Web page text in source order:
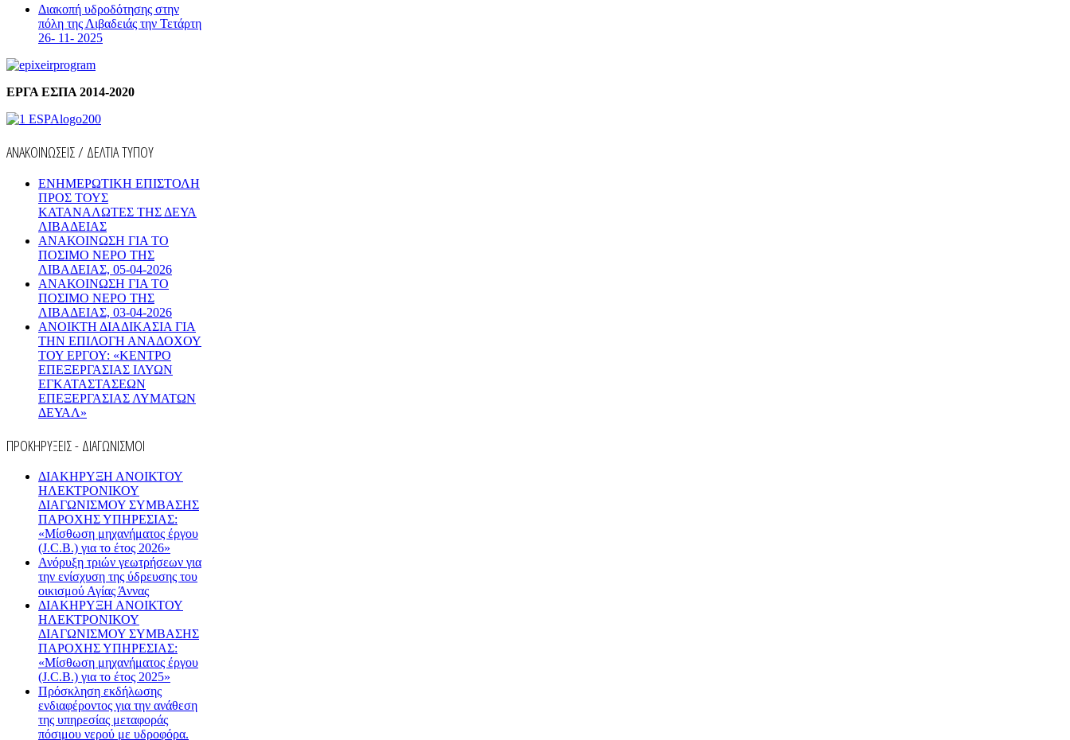
Διακοπή υδροδότησης στην
πόλη της Λιβαδειάς την Τετάρτη
26- 11- 2025
ΕΡΓΑ ΕΣΠΑ 2014-2020
ΑΝΑΚΟΙΝΩΣΕΙΣ / ΔΕΛΤΙΑ ΤΥΠΟΥ
ΕΝΗΜΕΡΩΤΙΚΗ ΕΠΙΣΤΟΛΗ
ΠΡΟΣ ΤΟΥΣ
ΚΑΤΑΝΑΛΩΤΕΣ ΤΗΣ ΔΕΥΑ
ΛΙΒΑΔΕΙΑΣ
ΑΝΑΚΟΙΝΩΣΗ ΓΙΑ ΤΟ
ΠΟΣΙΜΟ ΝΕΡΟ ΤΗΣ
ΛΙΒΑΔΕΙΑΣ, 05-04-2026
ΑΝΑΚΟΙΝΩΣΗ ΓΙΑ ΤΟ
ΠΟΣΙΜΟ ΝΕΡΟ ΤΗΣ
ΛΙΒΑΔΕΙΑΣ, 03-04-2026
AΝΟΙΚΤΗ ΔΙΑΔΙΚΑΣΙΑ ΓΙΑ
ΤΗΝ ΕΠΙΛΟΓΗ ΑΝΑΔΟΧΟΥ
ΤΟΥ ΕΡΓΟΥ: «ΚΕΝΤΡΟ
ΕΠΕΞΕΡΓΑΣΙΑΣ ΙΛΥΩΝ
ΕΓΚΑΤΑΣΤΑΣΕΩΝ
ΕΠΕΞΕΡΓΑΣΙΑΣ ΛΥΜΑΤΩΝ
ΔΕΥΑΛ»
ΠΡΟΚΗΡΥΞΕΙΣ - ΔΙΑΓΩΝΙΣΜΟΙ
ΔΙΑΚΗΡΥΞΗ ΑΝΟΙΚΤΟΥ
ΗΛΕΚΤΡΟΝΙΚΟΥ
ΔΙΑΓΩΝΙΣΜΟΥ ΣΥΜΒΑΣΗΣ
ΠΑΡΟΧΗΣ ΥΠΗΡΕΣΙΑΣ:
«Μίσθωση μηχανήματος έργου
(J.C.B.) για το έτος 2026»
Ανόρυξη τριών γεωτρήσεων για
την ενίσχυση της ύδρευσης του
οικισμού Αγίας Άννας
ΔΙΑΚΗΡΥΞΗ ΑΝΟΙΚΤΟΥ
ΗΛΕΚΤΡΟΝΙΚΟΥ
ΔΙΑΓΩΝΙΣΜΟΥ ΣΥΜΒΑΣΗΣ
ΠΑΡΟΧΗΣ ΥΠΗΡΕΣΙΑΣ:
«Μίσθωση μηχανήματος έργου
(J.C.B.) για το έτος 2025»
Πρόσκληση εκδήλωσης
ενδιαφέροντος για την ανάθεση
της υπηρεσίας μεταφοράς
πόσιμου νερού με υδροφόρα.